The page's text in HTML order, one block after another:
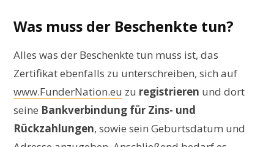
Was muss der Beschenkte tun?
Alles was der Beschenkte tun muss ist, das
Zertifikat ebenfalls zu unterschreiben, sich auf
www.FunderNation.eu zu registrieren und dort
seine Bankverbindung für Zins- und
Rückzahlungen, sowie sein Geburtsdatum und